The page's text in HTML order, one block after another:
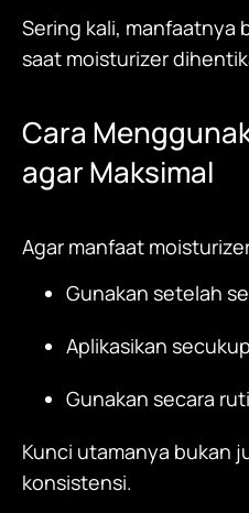
Sering kali, manfaatnya
saat moisturizer
Cara
agar Maksimal
Agar manfaat
Gunakan setelah
Aplikasikan
Gunakan secara
Kunci utamanya bukan
konsistensi.